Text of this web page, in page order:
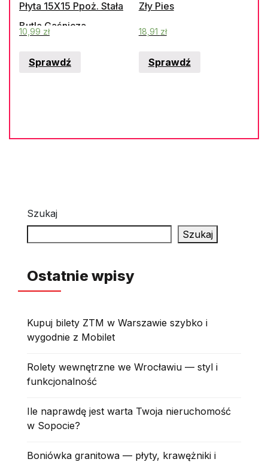
Płyta 15X15 Ppoż. Stała
Butla Gaśnicza
10,99 zł
Sprawdź
Zły Pies
18,91 zł
Sprawdź
Szukaj
Szukaj
Ostatnie wpisy
Kupuj bilety ZTM w Warszawie szybko i
wygodnie z Mobilet
Rolety wewnętrzne we Wrocławiu — styl i
funkcjonalność
Ile naprawdę jest warta Twoja nieruchomość
w Sopocie?
Boniówka granitowa — płyty, krawężniki i